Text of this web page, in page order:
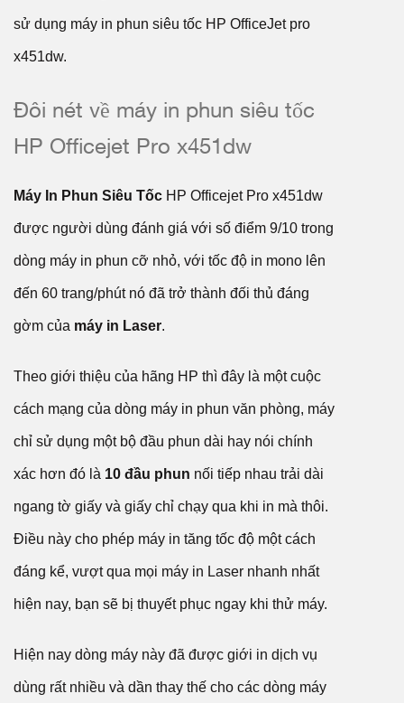
sử dụng máy in phun siêu tốc HP OfficeJet pro
x451dw.
Đôi nét về máy in phun siêu tốc
HP Officejet Pro x451dw
Máy In Phun Siêu Tốc HP Officejet Pro x451dw
được người dùng đánh giá với số điểm 9/10 trong
dòng máy in phun cỡ nhỏ, với tốc độ in mono lên
đến 60 trang/phút nó đã trở thành đối thủ đáng
gờm của máy in Laser.
Theo giới thiệu của hãng HP thì đây là một cuộc
cách mạng của dòng máy in phun văn phòng, máy
chỉ sử dụng một bộ đầu phun dài hay nói chính
xác hơn đó là 10 đầu phun nối tiếp nhau trải dài
ngang tờ giấy và giấy chỉ chạy qua khi in mà thôi.
Điều này cho phép máy in tăng tốc độ một cách
đáng kể, vượt qua mọi máy in Laser nhanh nhất
hiện nay, bạn sẽ bị thuyết phục ngay khi thử máy.
Hiện nay dòng máy này đã được giới in dịch vụ
dùng rất nhiều và dần thay thế cho các dòng máy